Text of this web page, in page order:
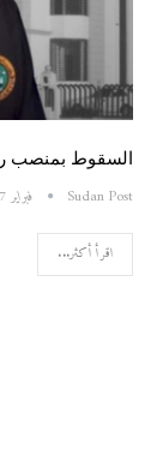
السقوط بمنصب
Sudan Post فبراير 17, 2020
اقرأ أكثر...